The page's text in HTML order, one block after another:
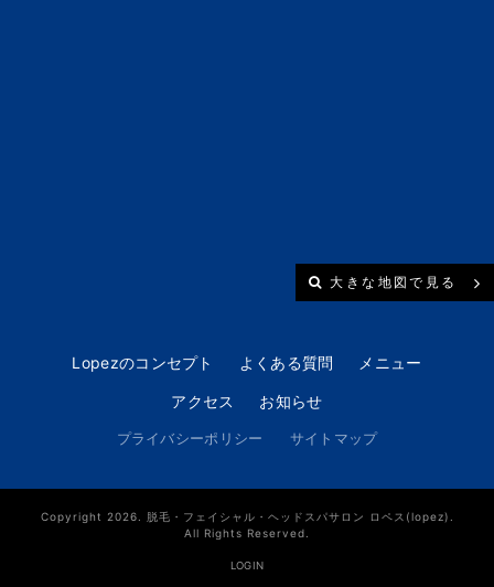
大きな地図で見る
Lopezのコンセプト よくある質問 メニュー
アクセス お知らせ
プライバシーポリシー サイトマップ
Copyright 2026. 脱毛・フェイシャル・ヘッドスパサロン ロペス(lopez).
All Rights Reserved.
LOGIN